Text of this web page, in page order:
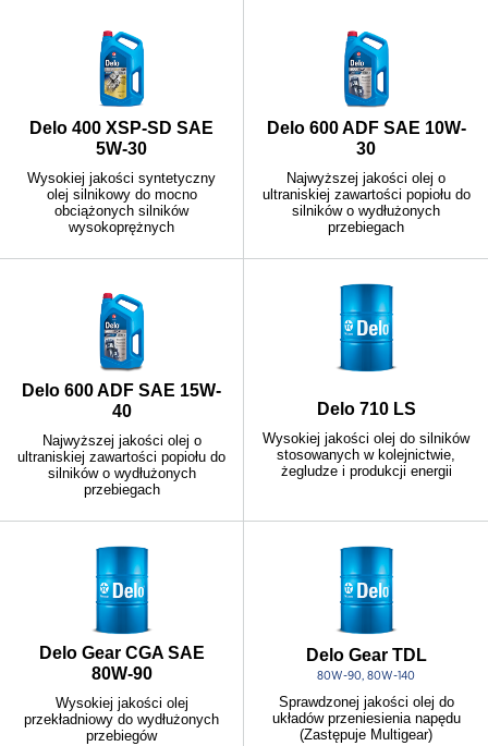
Delo 400 XSP-SD SAE
5W-30
Wysokiej jakości syntetyczny
olej silnikowy do mocno
obciążonych silników
wysokoprężnych
Delo 600 ADF SAE 10W-
30
Najwyższej jakości olej o
ultraniskiej zawartości popiołu do
silników o wydłużonych
przebiegach
Delo 600 ADF SAE 15W-
40
Najwyższej jakości olej o
ultraniskiej zawartości popiołu do
silników o wydłużonych
przebiegach
Delo 710 LS
Wysokiej jakości olej do silników
stosowanych w kolejnictwie,
żegludze i produkcji energii
Delo Gear CGA SAE
80W-90
Wysokiej jakości olej
przekładniowy do wydłużonych
przebiegów
Delo Gear TDL
80W-90, 80W-140
Sprawdzonej jakości olej do
układów przeniesienia napędu
(Zastępuje Multigear)